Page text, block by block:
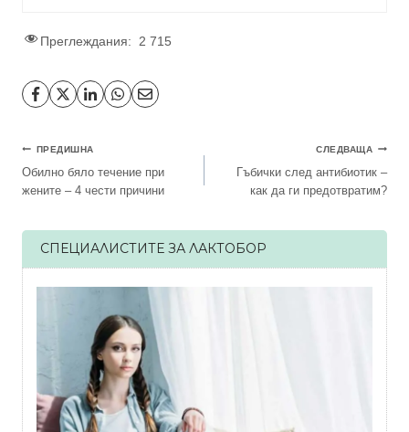
Преглеждания: 2 715
Навигация
ПРЕДИШНА
Обилно бяло течение при
жените – 4 чести причини
СЛЕДВАЩА
Гъбички след антибиотик –
как да ги предотвратим?
СПЕЦИАЛИСТИТЕ ЗА ЛАКТОБОР